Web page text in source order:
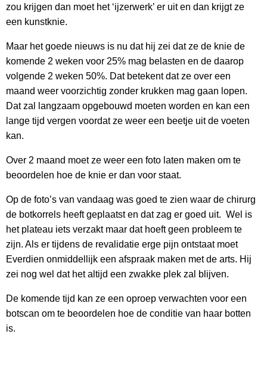
zou krijgen dan moet het ‘ijzerwerk’ er uit en dan krijgt ze
een kunstknie.
Maar het goede nieuws is nu dat hij zei dat ze de knie de
komende 2 weken voor 25% mag belasten en de daarop
volgende 2 weken 50%. Dat betekent dat ze over een
maand weer voorzichtig zonder krukken mag gaan lopen.
Dat zal langzaam opgebouwd moeten worden en kan een
lange tijd vergen voordat ze weer een beetje uit de voeten
kan.
Over 2 maand moet ze weer een foto laten maken om te
beoordelen hoe de knie er dan voor staat.
Op de foto’s van vandaag was goed te zien waar de chirurg
de botkorrels heeft geplaatst en dat zag er goed uit. Wel is
het plateau iets verzakt maar dat hoeft geen probleem te
zijn. Als er tijdens de revalidatie erge pijn ontstaat moet
Everdien onmiddellijk een afspraak maken met de arts. Hij
zei nog wel dat het altijd een zwakke plek zal blijven.
De komende tijd kan ze een oproep verwachten voor een
botscan om te beoordelen hoe de conditie van haar botten
is.